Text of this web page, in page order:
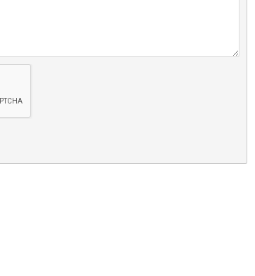
Majestic, villaggio turistico proposto da